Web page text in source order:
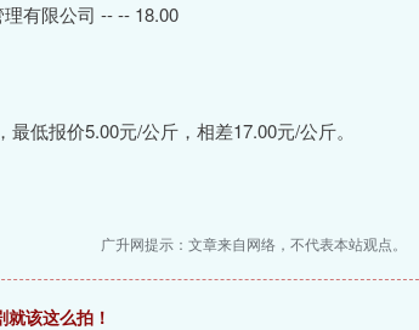
有限公司 -- -- 18.00
低报价5.00元/公斤，相差17.00元/公斤。
广升网提示：文章来自网络，不代表本站观点。
该这么拍！